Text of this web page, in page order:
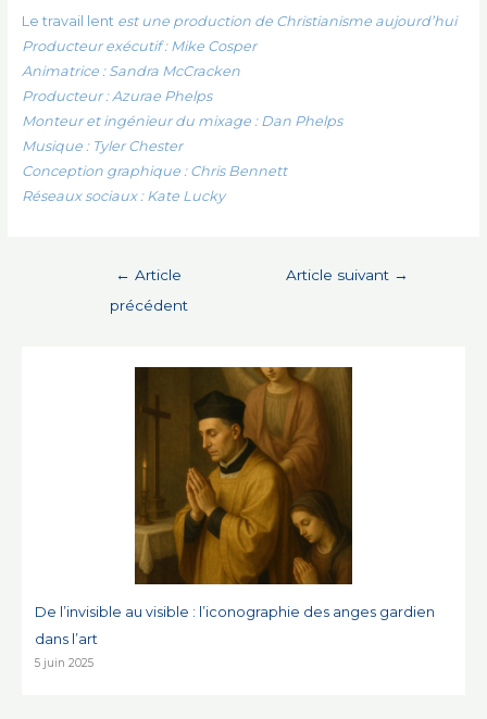
Le travail lent est une production de Christianisme aujourd’hui
Producteur exécutif : Mike Cosper
Animatrice : Sandra McCracken
Producteur : Azurae Phelps
Monteur et ingénieur du mixage : Dan Phelps
Musique : Tyler Chester
Conception graphique : Chris Bennett
Réseaux sociaux : Kate Lucky
← Article
précédent
Article suivant →
De l’invisible au visible : l’iconographie des anges gardien
dans l’art
5 juin 2025